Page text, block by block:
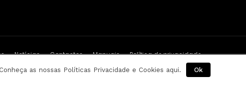
Notícias Contactos Manuais
Política de privacidade
Conheça as nossas Políticas Privacidade e Cookies aqui. Ok